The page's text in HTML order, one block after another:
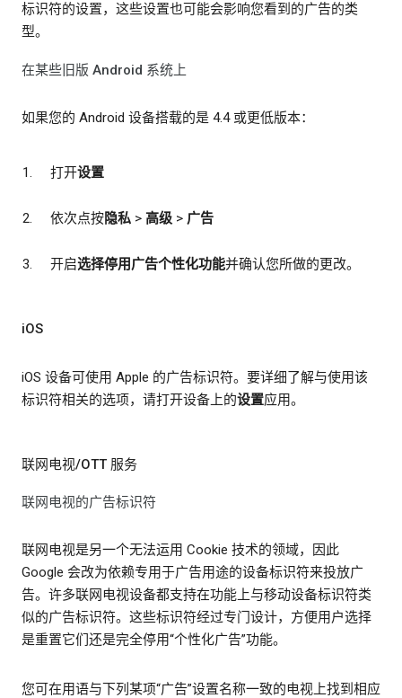
标识符的设置，这些设置也可能会影响您看到的广告的类
型。
在某些旧版 Android 系统上
如果您的 Android 设备搭载的是 4.4 或更低版本：
打开设置
依次点按隐私 > 高级 > 广告
开启选择停用广告个性化功能并确认您所做的更改。
iOS
iOS 设备可使用 Apple 的广告标识符。要详细了解与使用该
标识符相关的选项，请打开设备上的设置应用。
联网电视/OTT 服务
联网电视的广告标识符
联网电视是另一个无法运用 Cookie 技术的领域，因此
Google 会改为依赖专用于广告用途的设备标识符来投放广
告。许多联网电视设备都支持在功能上与移动设备标识符类
似的广告标识符。这些标识符经过专门设计，方便用户选择
是重置它们还是完全停用“个性化广告”功能。
您可在用语与下列某项“广告”设置名称一致的电视上找到相应